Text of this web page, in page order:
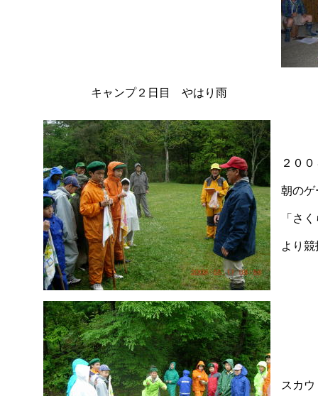
キャンプ２日目 やはり雨
２０
朝のゲ
「さ
より
スカ